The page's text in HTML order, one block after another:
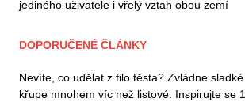
jediného uživatele i vřelý vztah obou zemí
DOPORUČENÉ ČLÁNKY
Nevíte, co udělat z filo těsta? Zvládne
křupe mnohem víc než listové. Inspirujte se